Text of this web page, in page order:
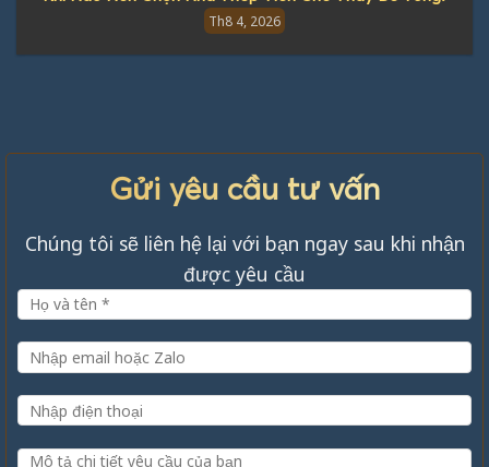
Th8 4, 2026
Gửi yêu cầu tư vấn
Chúng tôi sẽ liên hệ lại với bạn ngay sau khi nhận
được yêu cầu